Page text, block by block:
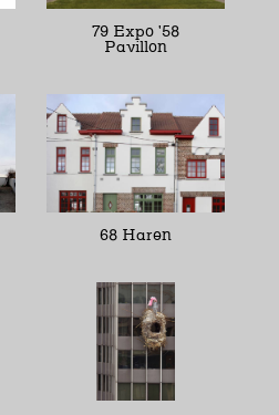
79 Expo '58
Pavillon
68 Haren